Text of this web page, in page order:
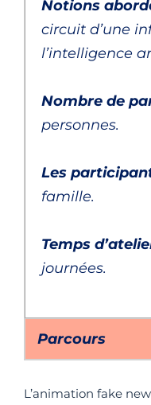
Notions
circuit d’une
l’intelligence
Nombre de
personnes.
Les
famille.
Temps
journées.
Parcours
L’animation fake